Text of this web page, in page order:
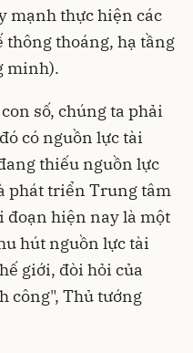
mạnh thực hiện các
thông thoáng, hạ tầng
minh).
số, chúng ta phải
có nguồn lực tài
thiếu nguồn lực
phát triển Trung tâm
đoạn hiện nay là một
hút nguồn lực tài
giới, đòi hỏi của
công", Thủ tướng